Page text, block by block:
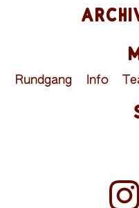
Rundgang Info